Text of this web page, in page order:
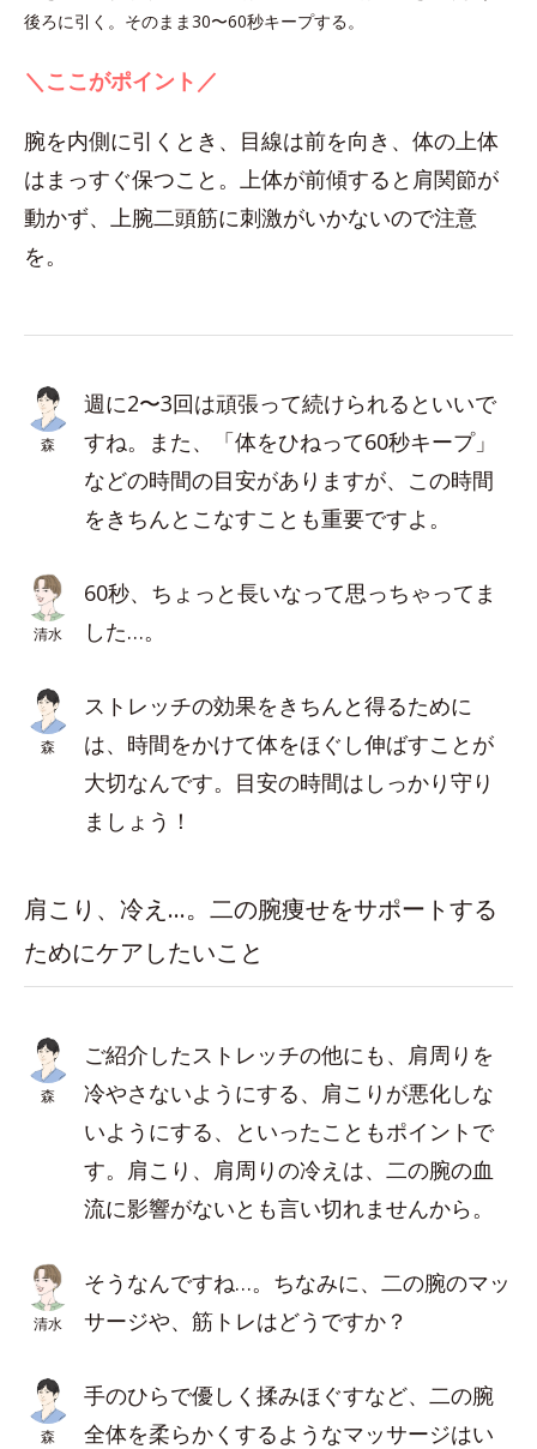
後ろに引く。そのまま30〜60秒キープする。
＼ここがポイント／
腕を内側に引くとき、目線は前を向き、体の上体
はまっすぐ保つこと。上体が前傾すると肩関節が
動かず、上腕二頭筋に刺激がいかないので注意
を。
森
週に2〜3回は頑張って続けられるといいで
すね。また、「体をひねって60秒キープ」
などの時間の目安がありますが、この時間
をきちんとこなすことも重要ですよ。
清水
60秒、ちょっと長いなって思っちゃってま
した…。
森
ストレッチの効果をきちんと得るために
は、時間をかけて体をほぐし伸ばすことが
大切なんです。目安の時間はしっかり守り
ましょう！
肩こり、冷え…。二の腕痩せをサポートする
ためにケアしたいこと
森
ご紹介したストレッチの他にも、肩周りを
冷やさないようにする、肩こりが悪化しな
いようにする、といったこともポイントで
す。肩こり、肩周りの冷えは、二の腕の血
流に影響がないとも言い切れませんから。
清水
そうなんですね…。ちなみに、二の腕のマッ
サージや、筋トレはどうですか？
森
手のひらで優しく揉みほぐすなど、二の腕
全体を柔らかくするようなマッサージはい